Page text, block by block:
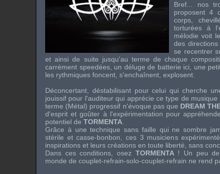
Bref... nos
proposent 4
corps,
torturées à
mélodie voit
des
se recentrer
et ainsi de suite jusqu'au terme de chaque
carrément speedées, un déluge de batterie ici, une
les rythmiques foncent, s'enchaînent, explosent.
Déconcertant, déstabilisant pour celui qui cherche
jouissif pour l'auditeur qui apprécie ce type de
terme (Métal) progressif n'évoque pas que DREAM
d'esprit et goûter à l'expérimentation pour
potentiel de TORMENTA
Grâce à une technique sans faille qui ne sombre
stérile et casse-bonbon, ces 3 musiciens
inspirations et leurs créations en toute liberté, sans
Dans ces conditions, osez TORMENTA ! Un peu
monde de couplet-refrain-solo-couplet-refrain ne rend